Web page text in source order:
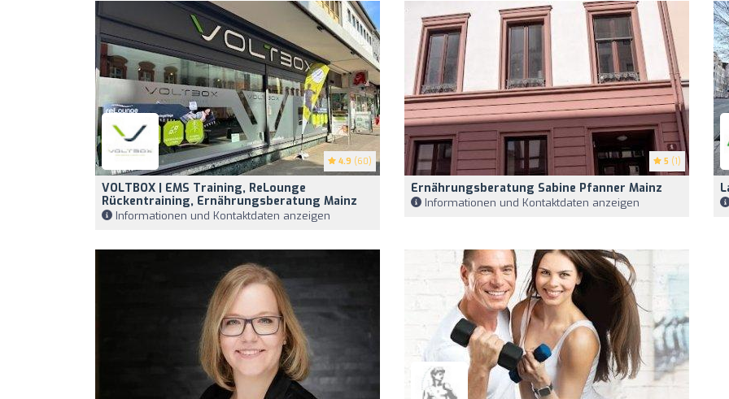
4.9 (60)
VOLTBOX | EMS Training, ReLounge
Rückentraining, Ernährungsberatung Mainz
Informationen und Kontaktdaten anzeigen
5 (1)
Ernährungsberatung Sabine Pfanner Mainz
Informationen und Kontaktdaten anzeigen